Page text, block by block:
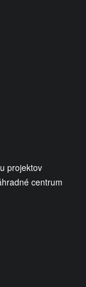
projektov
centrum